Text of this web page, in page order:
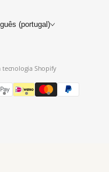
(portugal)
tecnologia Shopify